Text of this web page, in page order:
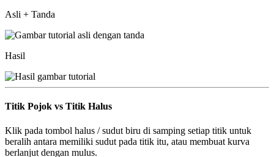
Asli + Tanda
Hasil
Titik Pojok vs Titik Halus
Klik pada tombol halus / sudut biru di samping setiap titik untuk
beralih antara memiliki sudut pada titik itu, atau membuat kurva
berlanjut dengan mulus.